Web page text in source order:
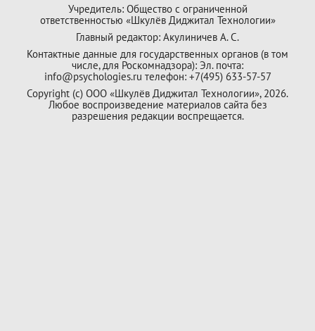
Учредитель: Общество с ограниченной
ответственностью «Шкулёв Диджитал Технологии»
Главный редактор: Акулиничев А. С.
Контактные данные для государственных органов (в том
числе, для Роскомнадзора): Эл. почта:
info@psychologies.ru телефон: +7(495) 633-57-57
Copyright (с) ООО «Шкулёв Диджитал Технологии», 2026.
Любое воспроизведение материалов сайта без
разрешения редакции воспрещается.